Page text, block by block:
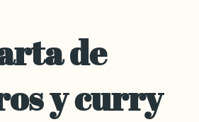
de
y curry